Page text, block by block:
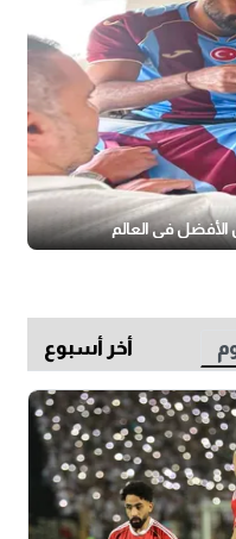
فى العالم
أخر أسبوع